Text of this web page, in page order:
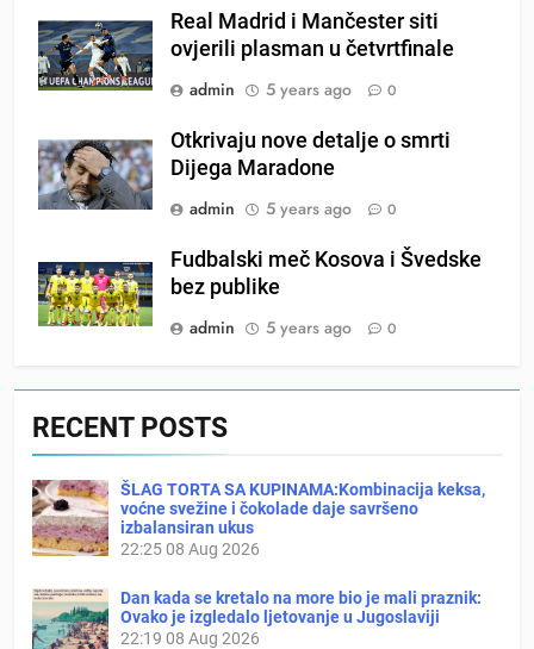
Real Madrid i Mančester siti
ovjerili plasman u četvrtfinale
admin
5 years ago 0
Otkrivaju nove detalje o smrti
Dijega Maradone
admin
5 years ago 0
Fudbalski meč Kosova i Švedske
bez publike
admin
5 years ago 0
RECENT POSTS
ŠLAG TORTA SA KUPINAMA:Kombinacija keksa,
voćne svežine i čokolade daje savršeno
izbalansiran ukus
22:2508 Aug 2026
Dan kada se kretalo na more bio je mali praznik:
Ovako je izgledalo ljetovanje u Jugoslaviji
22:19 08 Aug 2026